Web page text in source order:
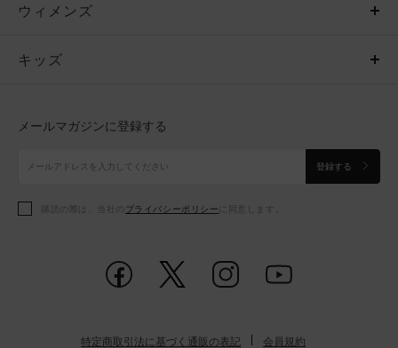
ウィメンズ
キッズ
アクセサリー
トップス
ボトムス
アクセサリー
ウィメンズ
トップス
シューズ
アクセサリー
キッズ
シューズ
メールマガジンに登録する
登録する
購読の際は、当社の プライバシーポリシー に同意します。
特定商取引法に基づく通販の表記 会員規約